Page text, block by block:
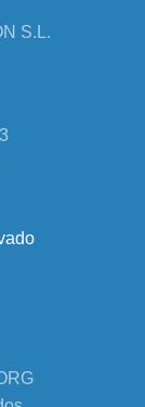
S.L.